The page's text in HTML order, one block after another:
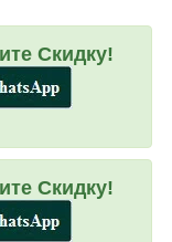
Скидку!
Скидку!